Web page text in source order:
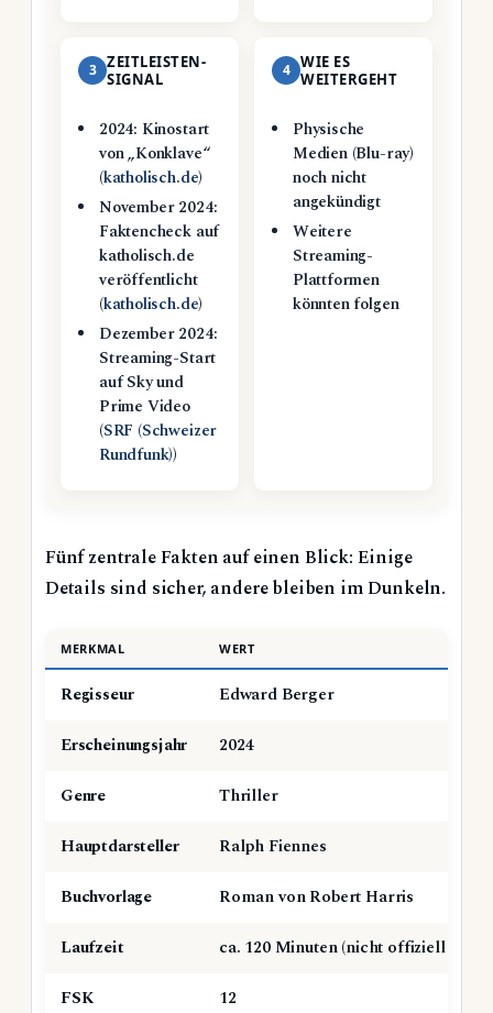
3 ZEITLEISTEN-
SIGNAL
2024: Kinostart
von „Konklave“
(katholisch.de)
November 2024:
Faktencheck auf
katholisch.de
veröffentlicht
(katholisch.de)
Dezember 2024:
Streaming-Start
auf Sky und
Prime Video
(SRF (Schweizer
Rundfunk))
4 WIE ES
WEITERGEHT
Physische
Medien (Blu-ray)
noch nicht
angekündigt
Weitere
Streaming-
Plattformen
könnten folgen
Fünf zentrale Fakten auf einen Blick: Einige
Details sind sicher, andere bleiben im Dunkeln.
MERKMAL WERT
Regisseur
Edward Berger
Erscheinungsjahr
2024
Genre
Thriller
Hauptdarsteller
Ralph Fiennes
Buchvorlage
Roman von Robert Harris
Laufzeit
ca. 120 Minuten (nicht offiziell
FSK
12